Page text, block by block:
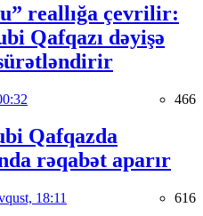
reallığa çevrilir:
Qafqazı dəyişə
466
Qafqazda
rəqabət aparır
18:11 616